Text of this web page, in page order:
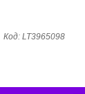
Код: LT3965098